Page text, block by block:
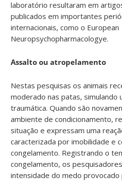
laboratório resultaram em
publicados em importantes
internacionais, como o European
Neuropsychopharmacologye.
Assalto ou atropelamento
Nestas pesquisas os animais
moderado nas patas, simulando
traumática. Quando são
ambiente de condicionamento,
situação e expressam uma
caracterizada por imobilidade e
congelamento. Registrando o
congelamento, os
intensidade do medo provocado